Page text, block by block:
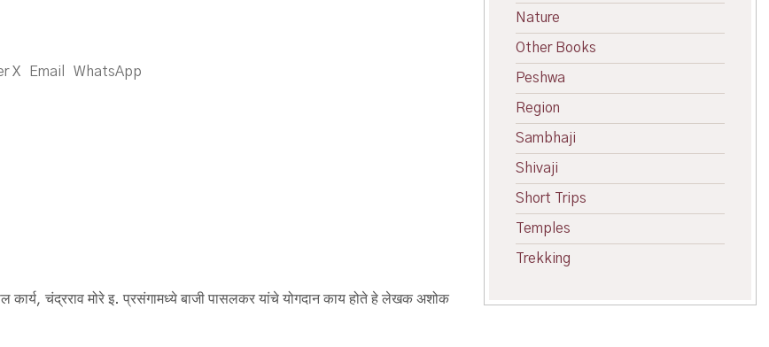
X Email WhatsApp
कार्य, चंद्रराव मोरे इ. प्रसंगामध्ये बाजी पासलकर यांचे योगदान काय होते हे लेखक अशोक
Nature
Other Books
Peshwa
Region
Sambhaji
Shivaji
Short Trips
Temples
Trekking